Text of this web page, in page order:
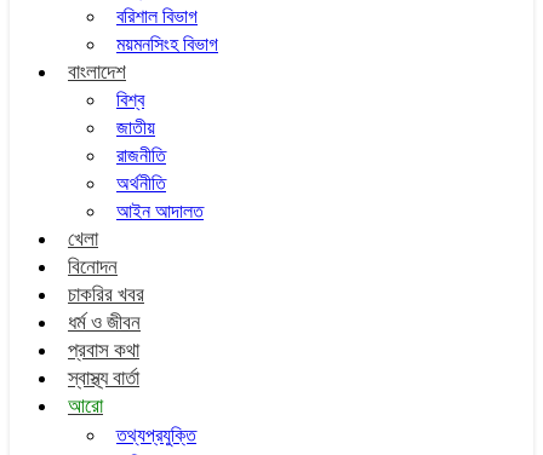
বরিশাল বিভাগ
ময়মনসিংহ বিভাগ
বাংলাদেশ
বিশ্ব
জাতীয়
রাজনীতি
অর্থনীতি
আইন আদালত
খেলা
বিনোদন
চাকরির খবর
ধর্ম ও জীবন
প্রবাস কথা
স্বাস্থ্য বার্তা
আরো
তথ্যপ্রযুক্তি